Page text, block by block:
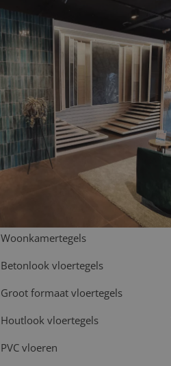
Woonkamertegels
Betonlook vloertegels
Groot formaat vloertegels
Houtlook vloertegels
PVC vloeren